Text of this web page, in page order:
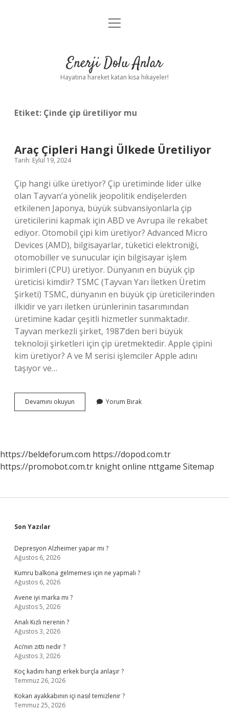
Anasayfa
Yasal Uyarı
menüyü
Enerji Dolu Anlar
Hayatına hareket katan kısa hikayeler!
Etiket: Çinde çip üretiliyor mu
Araç Çipleri Hangi Ülkede Üretiliyor
Tarih: Eylül 19, 2024
Çip hangi ülke üretiyor? Çip üretiminde lider ülke
olan Tayvan’a yönelik jeopolitik endişelerden
etkilenen Japonya, büyük sübvansiyonlarla çip
üreticilerini kapmak için ABD ve Avrupa ile rekabet
ediyor. Otomobil çipi kim üretiyor? Advanced Micro
Devices (AMD), bilgisayarlar, tüketici elektroniği,
otomobiller ve sunucular için bilgisayar işlem
birimleri (CPU) üretiyor. Dünyanın en büyük çip
üreticisi kimdir? TSMC (Tayvan Yarı İletken Üretim
Şirketi) TSMC, dünyanın en büyük çip üreticilerinden
ilkidir ve yarı iletken ürünlerinin tasarımından
üretimine kadar çeşitli hizmetler sunmaktadır.
Tayvan merkezli şirket, 1987’den beri büyük
teknoloji şirketleri için çip üretmektedir. Apple çipini
kim üretiyor? A ve M serisi işlemciler Apple adını
taşıyor ve…
Devamını okuyun
Çipleri
Yorum Bırak
https://beldeforum.com https://dopod.com.tr
https://promobot.com.tr knight online nttgame Sitemap
Sidebar
Son Yazılar
Depresyon Alzheimer yapar mı ?
Ağustos 6, 2026
Kumru balkona gelmemesi için ne yapmalı ?
Ağustos 6, 2026
Avene iyi marka mı ?
Ağustos 5, 2026
Analı Kızlı nerenin ?
Ağustos 3, 2026
Acı’nın zıttı nedir ?
Ağustos 3, 2026
Koç kadını hangi erkek burçla anlaşır ?
Temmuz 26, 2026
Kokan ayakkabının içi nasıl temizlenir ?
Temmuz 25, 2026